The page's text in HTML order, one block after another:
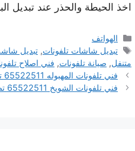
اخذ الحيطة والحذر عند تبديل
التصنيفات
الهواتف
الوسوم
تبديل شاشات تلفونات,تبديل
متنفل, صيانة تلفونات, فني اصلاح
فني تلفونات المهبوله 65522511 تصليح صيانة بالمنزل الكويت
فني تلفونات الشويخ 65522511 تصليح صيانة بالمنزل الكويت